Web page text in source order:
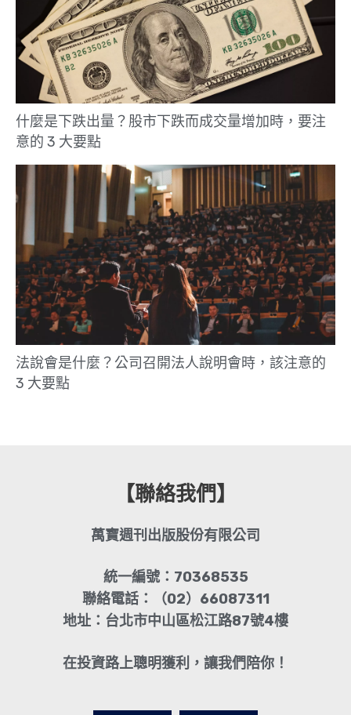
什麼是下跌出量？股市下跌而成交量增加時，要注
意的 3 大要點
法說會是什麼？公司召開法人說明會時，該注意的
3 大要點
【聯絡我們】
萬寶週刊出版股份有限公司
統一編號：70368535
聯絡電話：（02）66087311
地址：台北市中山區松江路87號4樓
在投資路上聰明獲利，讓我們陪你！